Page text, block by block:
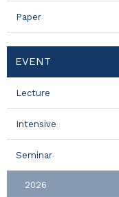
Paper
EVENT
Lecture
Intensive
Seminar
2026